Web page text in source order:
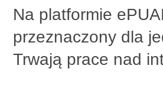
Na platformie
przeznaczony dla
Trwają prace nad